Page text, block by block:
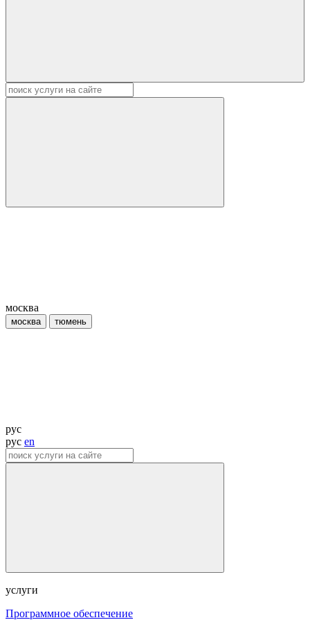
москва
москва тюмень
рус
рус en
услуги
Программное обеспечение